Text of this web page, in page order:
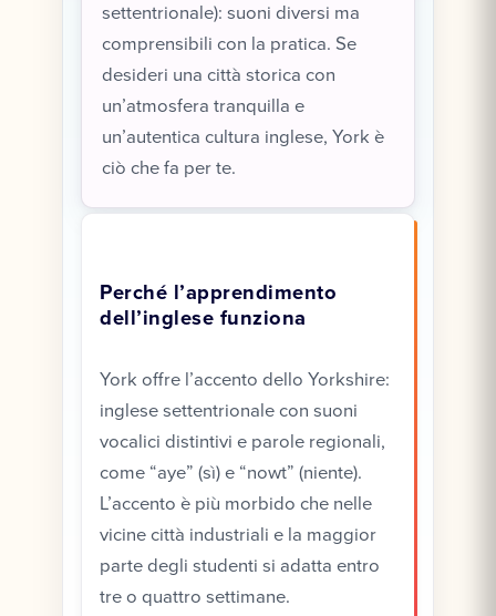
settentrionale): suoni diversi ma
comprensibili con la pratica. Se
desideri una città storica con
un’atmosfera tranquilla e
un’autentica cultura inglese, York è
ciò che fa per te.
Perché l’apprendimento
dell’inglese funziona
York offre l’accento dello Yorkshire:
inglese settentrionale con suoni
vocalici distintivi e parole regionali,
come “aye” (sì) e “nowt” (niente).
L’accento è più morbido che nelle
vicine città industriali e la maggior
parte degli studenti si adatta entro
tre o quattro settimane.